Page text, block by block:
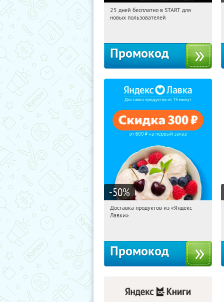
01:20:10
Получи первым!
25 дней бесплатно в START для
новых пользователей
Промокод
-50%
01:20:10 Получили:
Доставка продуктов из «Яндекс
Лавки»
Промокод